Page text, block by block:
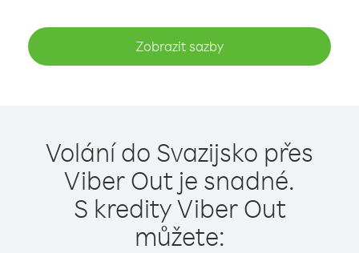
Zobrazit sazby
Volání do Svazijsko přes
Viber Out je snadné.
S kredity Viber Out
můžete: